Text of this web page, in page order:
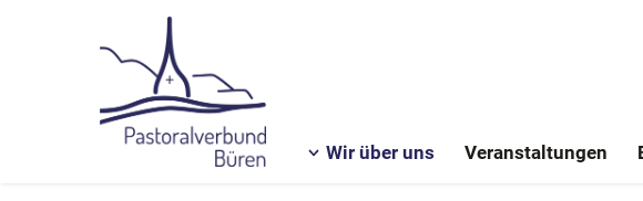
Wir über uns Veranstaltungen